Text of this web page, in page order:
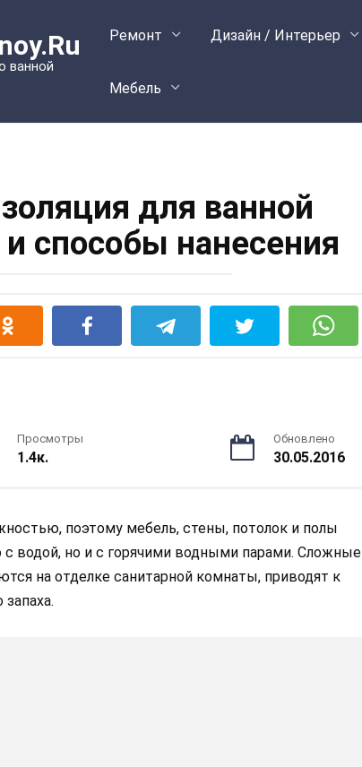
ванной
Ремонт Дизайн / Интерьер
Мебель
для ванной
способы нанесения
Просмотры
1.4к.
Обновлено
30.05.2016
поэтому мебель, стены, потолок и полы
водой, но и с горячими водными парами. Сложные
на отделке санитарной комнаты, приводят к